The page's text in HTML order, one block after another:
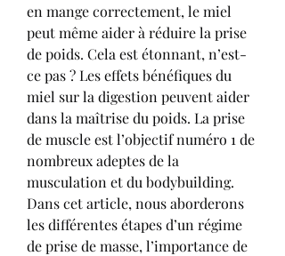
en mange correctement, le miel
peut même aider à réduire la prise
de poids. Cela est étonnant, n’est-
ce pas ? Les effets bénéfiques du
miel sur la digestion peuvent aider
dans la maîtrise du poids. La prise
de muscle est l’objectif numéro 1 de
nombreux adeptes de la
musculation et du bodybuilding.
Dans cet article, nous aborderons
les différentes étapes d’un régime
de prise de masse, l’importance de